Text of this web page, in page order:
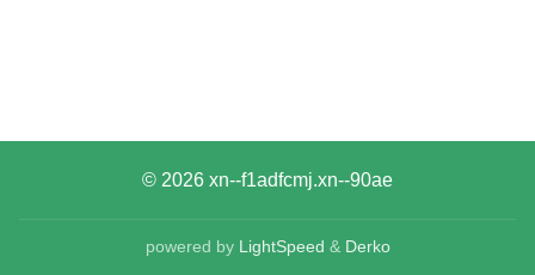
© 2026 xn--f1adfcmj.xn--90ae
powered by LightSpeed & Derko